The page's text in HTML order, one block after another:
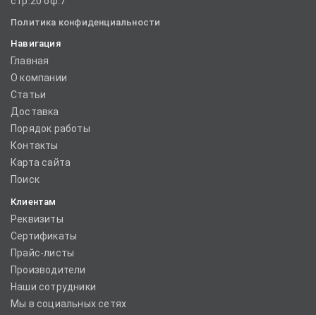
Политика конфиденциальности
Навигация
Главная
О компании
Статьи
Доставка
Порядок работы
Контакты
Карта сайта
Поиск
Клиентам
Реквизиты
Сертификаты
Прайс-листы
Производители
Наши сотрудники
Мы в социальных сетях